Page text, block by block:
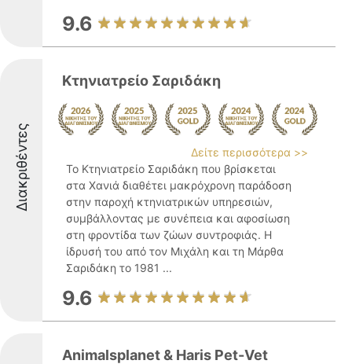
9.6
Διακριθέντες
Κτηνιατρείο Σαριδάκη
Δείτε περισσότερα >>
Το Κτηνιατρείο Σαριδάκη που βρίσκεται
στα Χανιά διαθέτει μακρόχρονη παράδοση
στην παροχή κτηνιατρικών υπηρεσιών,
συμβάλλοντας με συνέπεια και αφοσίωση
στη φροντίδα των ζώων συντροφιάς. Η
ίδρυσή του από τον Μιχάλη και τη Μάρθα
Σαριδάκη το 1981 ...
9.6
Animalsplanet & Haris Pet-Vet